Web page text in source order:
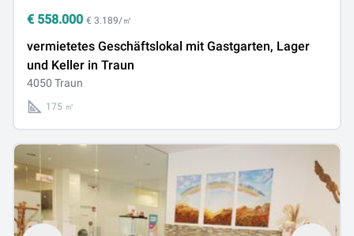
€ 558.000 € 3.189/㎡
vermietetes Geschäftslokal mit Gastgarten, Lager
und Keller in Traun
4050 Traun
175 ㎡